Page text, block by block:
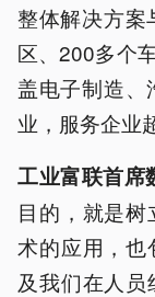
整体解决方案
区、200多个
盖电子制造、
业，服务企业
工业富联首席
目的，就是
术的应用，
及我们在人